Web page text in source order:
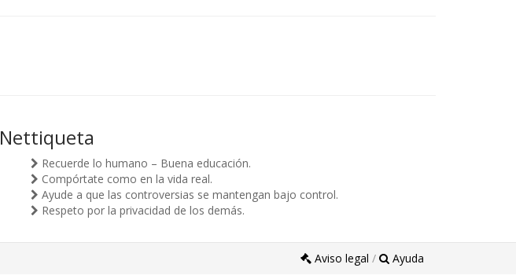
Nettiqueta
Recuerde lo humano – Buena educación.
Compórtate como en la vida real.
Ayude a que las controversias se mantengan bajo control.
Respeto por la privacidad de los demás.
Aviso legal / Ayuda